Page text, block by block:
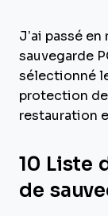
J’ai passé
sauvegarde
sélectionné
protection
restauration
10 Liste
de